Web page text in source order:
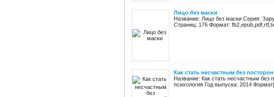
Лицо без маски
Название: Лицо без маски Серия:
Страниц: 176 Формат:
Как стать несчастным без
Название: Как стать несчастным
психология Год выпуска: 2014